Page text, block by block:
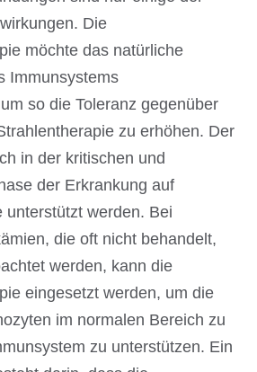
Die
möchte das natürliche
Immunsystems
so die Toleranz gegenüber
zu erhöhen. Der
in der kritischen und
der Erkrankung auf
unterstützt werden. Bei
die oft nicht behandelt,
werden, kann die
eingesetzt werden, um die
im normalen Bereich zu
zu unterstützen. Ein